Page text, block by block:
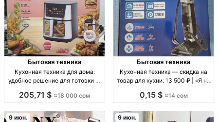
Бытовая техника
Кухонная техника для дома:
удобное решение для готовки —
для готовки и приготовления,
205,71 $ ≈18 000 сом
Бытовая техника
Кухонная техника — скидка на
товар для кухни: 13 500 ₽ | «Я на
приборы для готовки, цена
0,15 $ ≈14 сом
9 июн. 9 июн.